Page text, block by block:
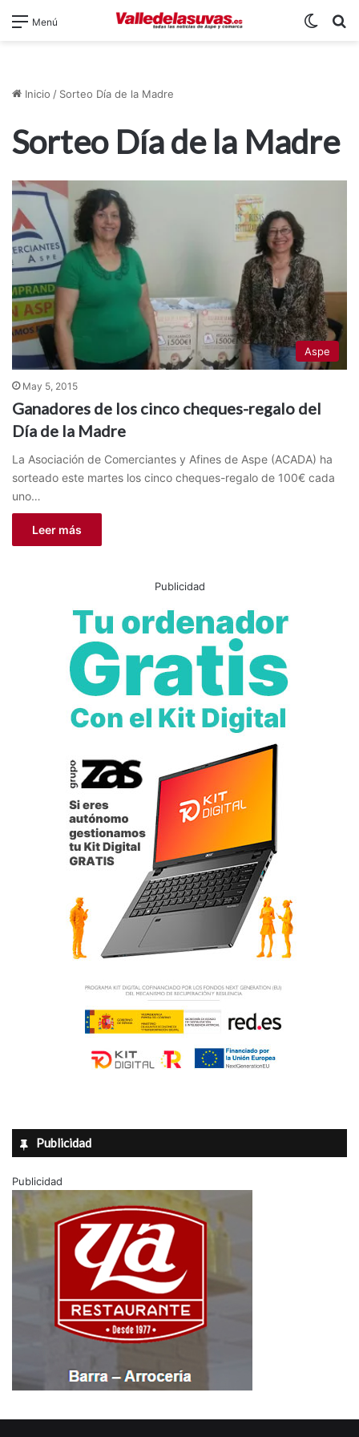
Menú
Inicio / Sorteo Día de la Madre
Sorteo Día de la Madre
Aspe
May 5, 2015
Ganadores de los cinco cheques-regalo del
Día de la Madre
La Asociación de Comerciantes y Afines de Aspe (ACADA) ha
sorteado este martes los cinco cheques-regalo de 100€ cada
uno…
Leer más
Publicidad
Publicidad
Publicidad